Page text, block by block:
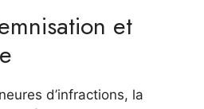
et
d’infractions, la